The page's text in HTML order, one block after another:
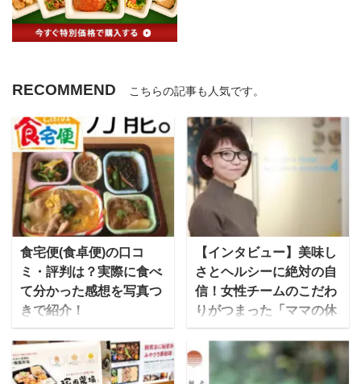
RECOMMEND こちらの記事も人気です。
食宅便(食卓便)の口コ
ミ・評判は？実際に食べ
て分かった感想を写真つ
きで紹介！
当を宅配で届けてくれる
サービスで、病院・福
【インタビュー】美味し
さとヘルシーに絶対の自
信！女性チームのこだわ
りがつまった「ママの休
食」にかける想いとは
”ステイホーム”が話題と
なった2020年は、新しい